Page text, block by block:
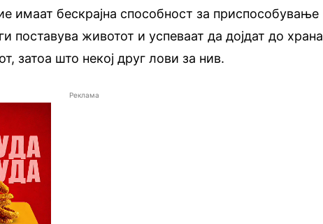
имаат бескрајна способност за приспособување
поставува животот и успеваат да дојдат до храна
затоа што некој друг лови за нив.
Реклама